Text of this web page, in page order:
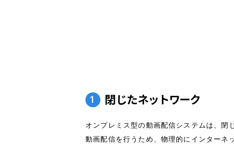
1 閉じたネットワーク
オンプレミス型の動画配信システムは、閉
動画配信を行うため、物理的にインターネ